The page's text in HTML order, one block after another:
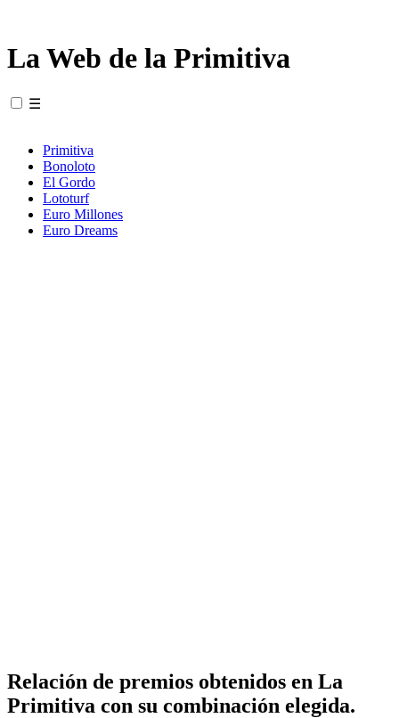
La Web de la Primitiva
☰
Primitiva
Bonoloto
El Gordo
Lototurf
Euro Millones
Euro Dreams
Relación de premios obtenidos en La
Primitiva con su combinación elegida.